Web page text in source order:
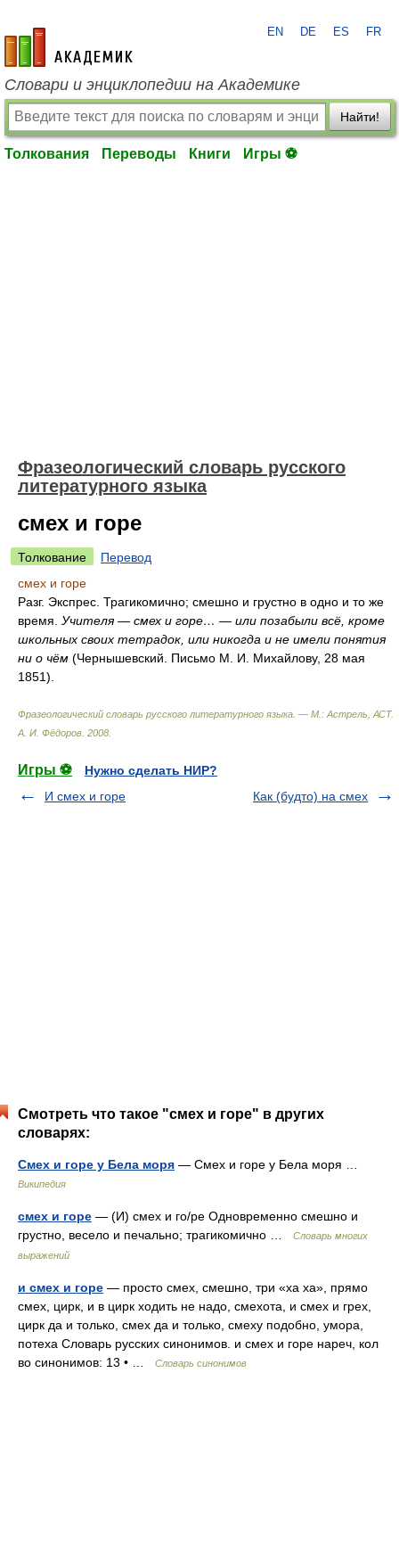
academic.ru
EN DE ES FR
Словари и энциклопедии на Академике
Найти!
Толкования Переводы Книги Игры ⚽
Фразеологический словарь русского
литературного языка
смех и горе
Толкование
Перевод
смех и горе
Разг. Экспрес. Трагикомично; смешно и грустно в одно и то же
время. Учителя — смех и горе… — или позабыли всё, кроме
школьных своих тетрадок, или никогда и не имели понятия
ни о чём (Чернышевский. Письмо М. И. Михайлову, 28 мая
1851).
Фразеологический словарь русского литературного языка. — М.: Астрель, АСТ.
А. И. Фёдоров 2008
Игры ⚽
Нужно сделать НИР?
И смех и горе
Как (будто) на смех
Смотреть что такое "смех и горе" в других
словарях:
Смех и горе у Бела моря — Смех и горе у Бела моря …
Википедия
смех и горе — (И) смех и го/ре Одновременно смешно и
грустно, весело и печально; трагикомично …
Словарь многих
выражений
и смех и горе — просто смех, смешно, три «ха ха», прямо
смех, цирк, и в цирк ходить не надо, смехота, и смех и грех,
цирк да и только, смех да и только, смеху подобно, умора,
потеха Словарь русских синонимов. и смех и горе нареч, кол
во синонимов: 13 • …
Словарь синонимов